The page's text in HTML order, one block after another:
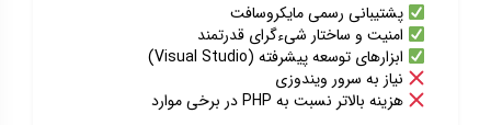
پشتیبانی رسمی مایکروسافت
امنیت و ساختار شیءگرای قدرتمند
ابزارهای توسعه پیشرفته (Visual Studio)
نیاز به سرور ویندوزی
هزینه بالاتر نسبت به PHP در برخی موارد